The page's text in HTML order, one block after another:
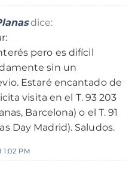
dice:
pero es difícil
sin un
Estaré encantado de
visita en el T. 93 203
Barcelona) o el T. 91
Day Madrid). Saludos.
1:02 PM